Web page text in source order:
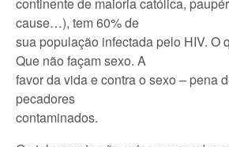
cause…), tem 60% de
sua população infectada pelo HIV. O
Que não façam sexo. A
favor da vida e contra o sexo – pena
pecadores
contaminados.